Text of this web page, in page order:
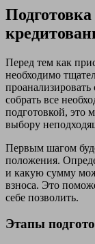
Перед тем как
необходимо
собрать все
подготовкой, это
выбору
Первым шагом
положения.
и какую сумму
взноса. Это
себе позволить.
Этапы